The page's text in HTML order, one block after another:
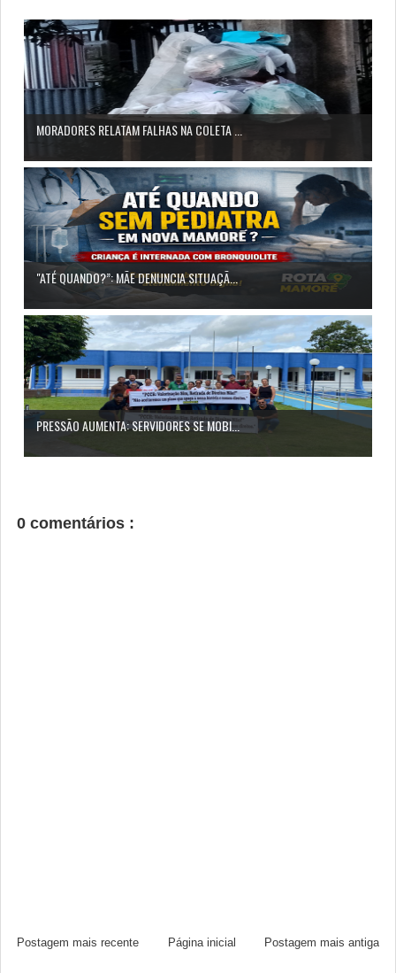
MORADORES RELATAM FALHAS NA COLETA ...
"ATÉ QUANDO?”: MÃE DENUNCIA SITUAÇÃ...
PRESSÃO AUMENTA: SERVIDORES SE MOBI...
0 comentários :
Postagem mais recente Postagem mais antiga
Página inicial